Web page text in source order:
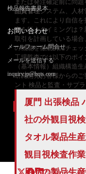
または発注確定前に問
品質管理システム、人材
ます。これにより自信
査を行うタイミングは
取引を計画している場合
の機能を徹底的にチェ
工場監査では以下のポ
（基本情報）組織構造
研究開発お客様からの
ント 検品と監査・サプ
厦門 出張検品
社の外観目視
タオル製品生
観目視検査作
用品の製品生
検品報告書見本
お問い合わせ
メールフォーム問合せ
メールを送信する
inquiry.jp@hqts.com
お電話でのお問い合
サイトマップ